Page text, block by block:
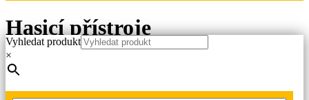
Hasicí přístroje
Vyhledat produkt
×